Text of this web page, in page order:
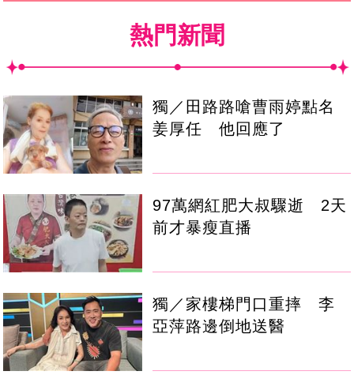
熱門新聞
獨／田路路嗆曹雨婷點名
姜厚任 他回應了
97萬網紅肥大叔驟逝 2天
前才暴瘦直播
獨／家樓梯門口重摔 李
亞萍路邊倒地送醫